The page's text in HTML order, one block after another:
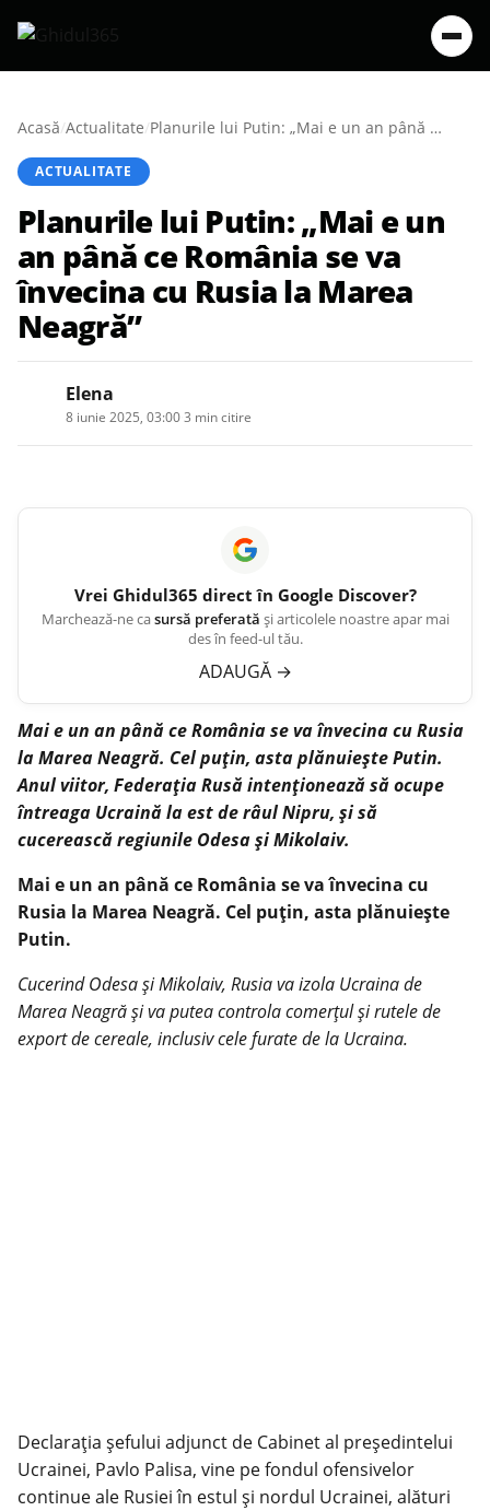
Acasă/Actualitate/ Planurile lui Putin: „Mai e un an până ce România se va învecina cu Rusia la Marea Neagră”
ACTUALITATE
Planurile lui Putin: „Mai e un
an până ce România se va
învecina cu Rusia la Marea
Neagră”
Elena
8 iunie 2025, 03:003 min citire
Vrei Ghidul365 direct în Google Discover?
Marchează-ne casursă preferată și articolele noastre apar mai
des în feed-ul tău.
ADAUGĂ →
Mai e un an până ce România se va învecina cu Rusia
la Marea Neagră. Cel puțin, asta plănuiește Putin.
Anul viitor, Federația Rusă intenționează să ocupe
întreaga Ucraină la est de râul Nipru, și să
cucerească regiunile Odesa și Mikolaiv.
Mai e un an până ce România se va învecina cu
Rusia la Marea Neagră. Cel puțin, asta plănuiește
Putin.
Cucerind Odesa și Mikolaiv, Rusia va izola Ucraina de
Marea Neagră și va putea controla comerțul și rutele de
export de cereale, inclusiv cele furate de la Ucraina.
Declarația șefului adjunct de Cabinet al președintelui
Ucrainei, Pavlo Palisa, vine pe fondul ofensivelor
continue ale Rusiei în estul și nordul Ucrainei, alături